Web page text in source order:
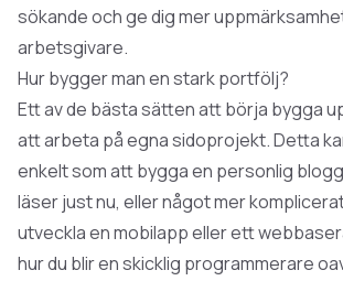
sökande och ge dig mer
arbetsgivare.
Hur bygger man en stark portfölj?
Ett av de bästa sätten att börja bygga
att arbeta på egnasidoprojekt. Detta
enkelt som att bygga en personlig
läser just nu, eller något mer
utveckla en mobilapp eller ett
hur du blir en skicklig programmerare